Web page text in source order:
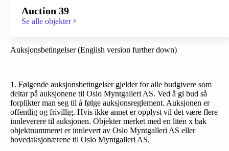
Auction 39
Se alle objekter
Auksjonsbetingelser (English version further down)
1. Følgende auksjonsbetingelser gjelder for alle budgivere som
deltar på auksjonene til Oslo Myntgalleri AS. Ved å gi bud så
forplikter man seg til å følge auksjonsreglement. Auksjonen er
offentlig og frivillig. Hvis ikke annet er opplyst vil det være flere
innleverere til auksjonen. Objekter merket med en liten x bak
objektnummeret er innlevert av Oslo Myntgalleri AS eller
hovedaksjonærene til Oslo Myntgalleri AS.